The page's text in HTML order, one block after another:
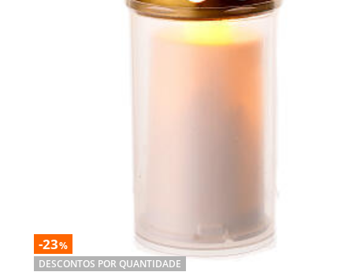
-23%
DESCONTOS POR QUANTIDADE